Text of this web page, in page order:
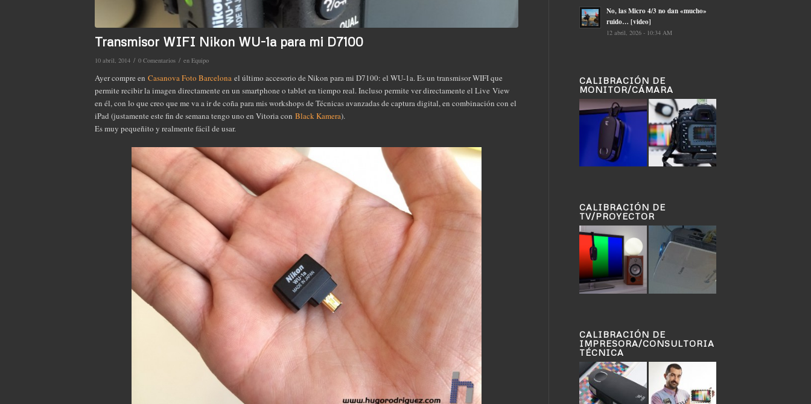
Transmisor WIFI Nikon WU-1a para mi D7100
10 abril, 2014 / 0 Comentarios / en Equipo
Ayer compre en Casanova Foto Barcelona el último accesorio de Nikon para mi D7100: el WU-1a. Es un transmisor WIFI que
permite recibir la imagen directamente en un smartphone o tablet en tiempo real. Incluso permite ver directamente el Live View
en él, con lo que creo que me va a ir de coña para mis workshops de Técnicas avanzadas de captura digital, en combinación con el
iPad (justamente este fin de semana tengo uno en Vitoria con Black Kamera).
Es muy pequeñito y realmente fácil de usar.
No, las Micro 4/3 no dan «mucho»
ruido… [video]
12 abril, 2026 - 10:34 AM
CALIBRACIÓN DE
MONITOR/CÁMARA
CALIBRACIÓN DE
TV/PROYECTOR
CALIBRACIÓN DE
IMPRESORA/CONSULTORIA
TÉCNICA